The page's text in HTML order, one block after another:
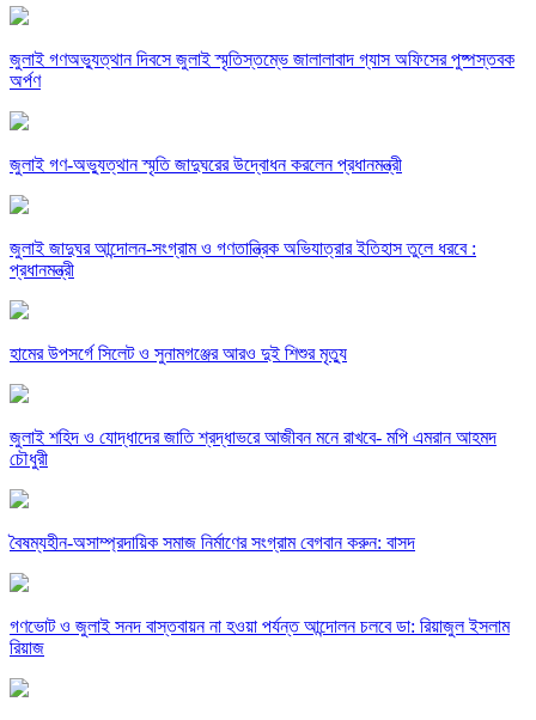
জুলাই গণঅভ্যুত্থান দিবসে জুলাই স্মৃতিস্তম্ভে জালালাবাদ গ্যাস অফিসের পুষ্পস্তবক
অর্পণ
জুলাই গণ-অভ্যুত্থান স্মৃতি জাদুঘরের উদ্বোধন করলেন প্রধানমন্ত্রী
জুলাই জাদুঘর আন্দোলন-সংগ্রাম ও গণতান্ত্রিক অভিযাত্রার ইতিহাস তুলে ধরবে :
প্রধানমন্ত্রী
হামের উপসর্গে সিলেট ও সুনামগঞ্জের আরও দুই শিশুর মৃত্যু
জুলাই শহিদ ও যোদ্ধাদের জাতি শ্রদ্ধাভরে আজীবন মনে রাখবে- মপি এমরান আহমদ
চৌধুরী
বৈষম্যহীন-অসাম্প্রদায়িক সমাজ নির্মাণের সংগ্রাম বেগবান করুন: বাসদ
গণভোট ও জুলাই সনদ বাস্তবায়ন না হওয়া পর্যন্ত আন্দোলন চলবে ডা: রিয়াজুল ইসলাম
রিয়াজ